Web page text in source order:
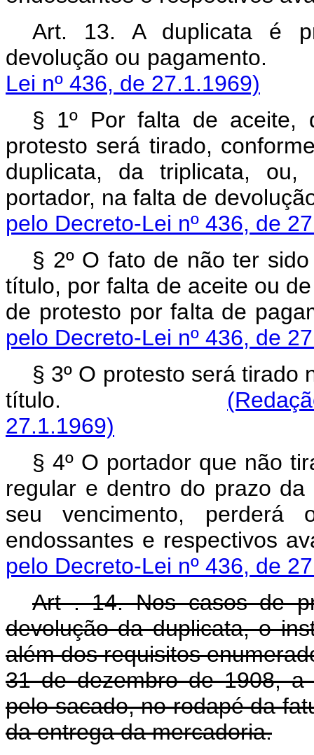
Art. 13. A duplicata é
devolução ou
Lei nº 436, de 27.1.1969)
§ 1º Por falta de aceite,
protesto será tirado,
duplicata, da triplicata,
portador, na falta de
pelo Decreto-Lei nº 436, de
§ 2º O fato de não ter
título, por falta de aceite ou
de protesto por falta
pelo Decreto-Lei nº 436, de
§ 3º O protesto será tirado
título.
27.1.1969)
§ 4º O portador que não
regular e dentro do prazo
seu vencimento,
endossantes e
pelo Decreto-Lei nº 436, de
Art . 14. Nos casos de
devolução da duplicata, o
além dos requisitos
31 de dezembro de 1908, a
pelo sacado, no rodapé da
da entrega da mercadoria.